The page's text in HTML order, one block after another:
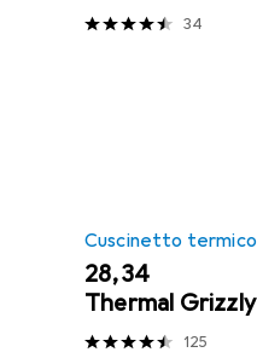
34
Cuscinetto termico
EUR
28,34
Thermal Grizzly
125